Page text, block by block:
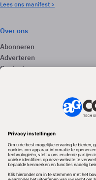
Lees ons manifest >
Over ons
Abonneren
Adverteren
Contact
Redactionele partner